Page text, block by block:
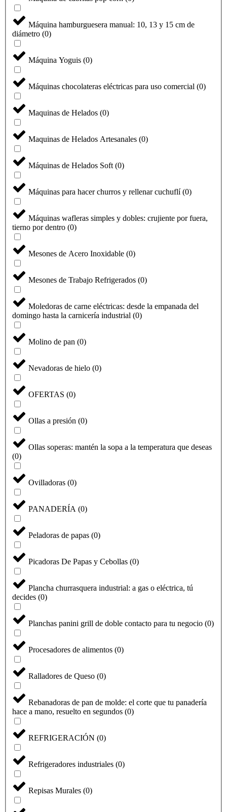
Máquina hamburguesera manual: 10, 13 y 15 cm de
diámetro (0)
Máquina Yoguis (0)
Máquinas chocolateras eléctricas para uso comercial (0)
Maquinas de Helados (0)
Maquinas de Helados Artesanales (0)
Máquinas de Helados Soft (0)
Máquinas para hacer churros y rellenar cuchuflí (0)
Máquinas wafleras simples y dobles: crujiente por fuera,
tierno por dentro (0)
Mesones de Acero Inoxidable (0)
Mesones de Trabajo Refrigerados (0)
Moledoras de carne eléctricas: desde la empanada del
domingo hasta la carnicería industrial (0)
Molino de pan (0)
Nevadoras de hielo (0)
OFERTAS (0)
Ollas a presión (0)
Ollas soperas: mantén la sopa a la temperatura que deseas
(0)
Ovilladoras (0)
PANADERÍA (0)
Peladoras de papas (0)
Picadoras De Papas y Cebollas (0)
Plancha churrasquera industrial: a gas o eléctrica, tú
decides (0)
Planchas panini grill de doble contacto para tu negocio (0)
Procesadores de alimentos (0)
Ralladores de Queso (0)
Rebanadoras de pan de molde: el corte que tu panadería
hace a mano, resuelto en segundos (0)
REFRIGERACIÓN (0)
Refrigeradores industriales (0)
Repisas Murales (0)